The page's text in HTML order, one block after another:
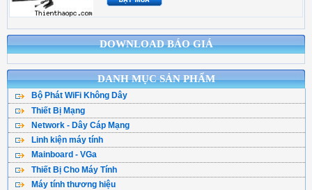
DOWNLOAD BÁO GIÁ
DANH MỤC SẢN PHẨM
Bộ Phát WiFi Không Dây
Bộ Phát WiFi TPLink
WiFi Tenda - DLink
WiFi Totolink - Hik
WiFi Mercusys
WiFi Asus
Thiết Bị Mạng
WiFi Mesh
WiFi Gắn Trần
Kích Sóng WiFi
WiFi Router 4G
Network - Dây Cáp Mạng
Cáp Mạng ( Cuộn )
Cân Bằng Tải
Hạt Bấm Mạng
Linh kiện máy tính
CPU - Bộ vi xử lý
Ổ Cứng SSD
HDD - Ổ đĩa cứng
Mainboard - VGa
Main Asus
Main Asrock
Thiết Bị Cho Máy Tính
Bàn Phím Máy Tính
Máy tính thương hiệu